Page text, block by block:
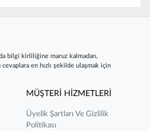
bilgi kirliliğine maruz kalmadan,
en hızlı şekilde ulaşmak için
MÜŞTERİ HİZMETLERİ
Üyelik Şartları Ve Gizlilik
Politikası